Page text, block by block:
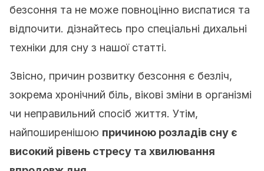
безсоння та не може повноцінно виспатися та
відпочити. дізнайтесь про спеціальні дихальні
техніки для сну з нашої статті.
Звісно, причин розвитку безсоння є безліч,
зокрема хронічний біль, вікові зміни в організмі
чи неправильний спосіб життя. Утім,
найпоширенішою причиною розладів сну є
високий рівень стресу та хвилювання